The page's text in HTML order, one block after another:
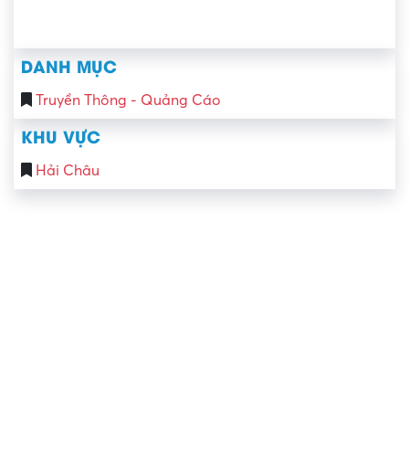
DANH MỤC
Truyền Thông - Quảng Cáo
KHU VỰC
Hải Châu